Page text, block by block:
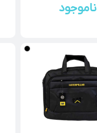
ناموجود